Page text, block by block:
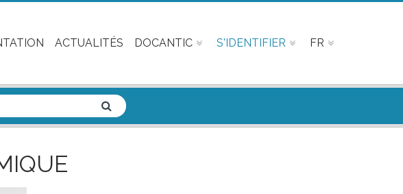
ACTUALITÉS DOCANTIC S'IDENTIFIER FR